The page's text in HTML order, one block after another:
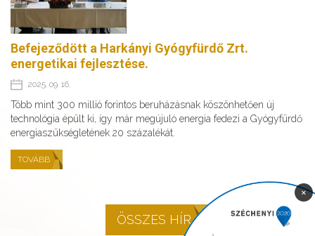
Befejeződött a Harkányi Gyógyfürdő Zrt.
energetikai fejlesztése.
2025. 09. 16.
Több mint 300 millió forintos beruházásnak köszönhetően új
technológia épült ki, így már megújuló energia fedezi a Gyógyfürdő
energiaszükségletének 20 százalékát.
TOVÁBB
ÖSSZES HÍR
×